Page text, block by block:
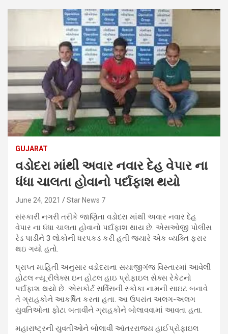
GUJARAT
વડોદરા માંથી અવાર નવાર દેહ વેપાર ના
ધંધા ચાલતા હોવાનો પર્દાફાશ થયો
June 24, 2021 Star News 7
સંસ્કારી નગરી તરીકે જાણિતા વડોદરા માંથી અવાર નવાર દેહ
વેપાર ના ધંધા ચાલતા હોવાનો પર્દાફાશ થાય છે. એસઓજી પોલીસ
રેડ પાડીને 3 લોકોની ધરપકડ કરી હતી જ્યારે એક વ્યક્તિ ફરાર
થઇ ગયો હતો.
પ્રાપ્ત માહિતી અનુસાર વડોદરાના સયાજીગંજ વિસ્તારમાં આવેલી
હોટલ ન્યૂ રીલેક્સ ઇન હોટલ હાઇ પ્રોફાઇલ સેક્સ રેકેટનો
પર્દાફાશ થયો છે. એસકોર્ટ સર્વિસની સ્કોકા નામની સાઇટ બનાવે
તે ગ્રાહકોને આકર્ષિત કરતા હતા. આ ઉપરાંત અલગ-અલગ
યુવતિઓના ફોટા બતાવીને ગ્રાહકોને બોલાવવામાં આવતા હતા.
મહારાષ્ટ્રની યુવતીઓને બોલાવી આંતરરાજ્ય હાઈપ્રોફાઇલ